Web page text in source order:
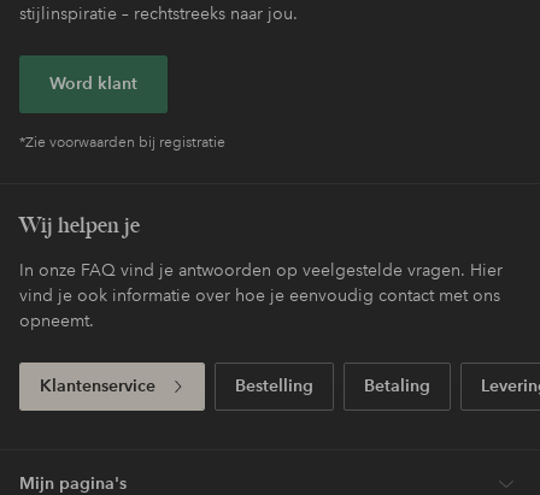
stijlinspiratie – rechtstreeks naar jou.
Word klant
*Zie voorwaarden bij registratie
Wij helpen je
In onze FAQ vind je antwoorden op veelgestelde vragen. Hier
vind je ook informatie over hoe je eenvoudig contact met ons
opneemt.
Klantenservice Bestelling Betaling
Mijn pagina's